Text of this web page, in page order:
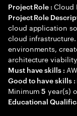
Project Role : Cloud
Project Role
cloud application
cloud
environments,
architecture
Must have skills :
Good to have skills :
Minimum5 year(s)
Educational